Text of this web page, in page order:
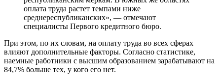
оплата труда растет темпами ниже
среднереспубликанских», — отмечают
специалисты Первого кредитного бюро.
При этом, по их словам, на оплату труда во всех сферах
влияют дополнительные факторы. Согласно статистике,
наемные работники с высшим образованием зарабатывают на
84,7% больше тех, у кого его нет.